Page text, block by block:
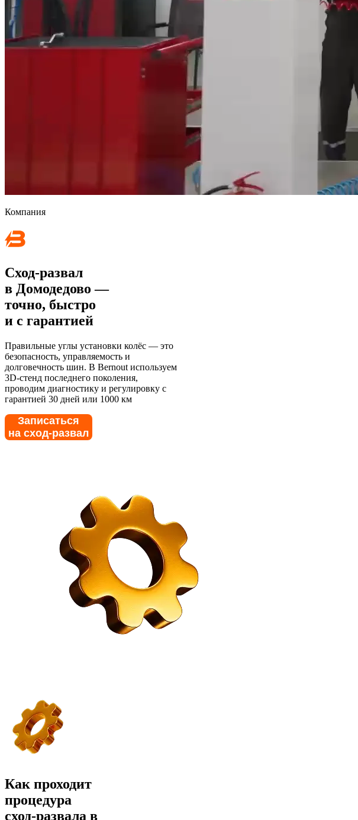
Компания
Сход-развал
в Домодедово —
точно, быстро
и с гарантией
Правильные углы установки колёс — это
безопасность, управляемость и
долговечность шин. В Bernout используем
3D-стенд последнего поколения,
проводим диагностику и регулировку с
гарантией 30 дней или 1000 км
Записаться
на сход-развал
Как проходит
процедура
сход-развала в